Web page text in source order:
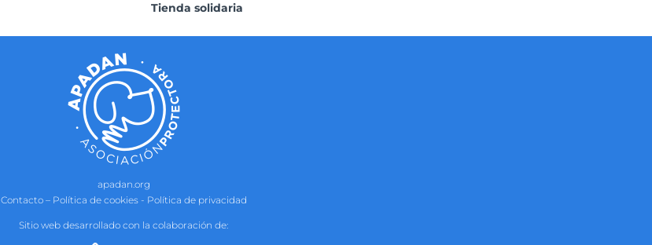
Tienda solidaria
apadan.org
Contacto– Política de cookies- Política de privacidad
Sitio web desarrollado con la colaboración de: